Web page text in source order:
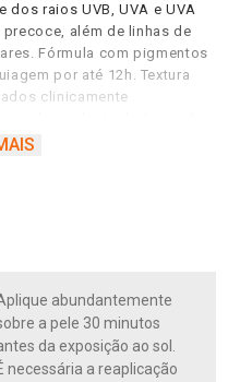
dos raios UVB, UVA e UVA
precoce, além de linhas de
Fórmula com pigmentos
por até 12h. Textura
clinicamente
limitação dos sinais de
abundantemente
a pele 30 minutos
da exposição ao sol.
necessária a reaplicação